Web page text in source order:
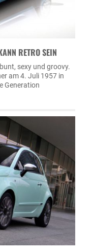
RETRO SEIN
sexy und groovy.
am 4. Juli 1957 in
Generation